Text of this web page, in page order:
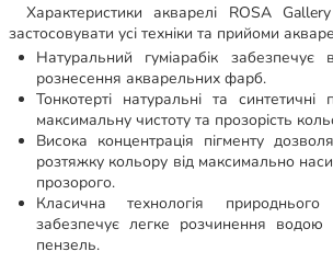
Характеристики акварелі ROSA
застосовувати усі техніки та прийоми
Натуральний гуміарабік забезпечує
рознесення акварельних фарб.
Тонкотерті натуральні та синтетичні
максимальну чистоту та прозорість
Висока концентрація пігменту
розтяжку кольору від максимально
прозорого.
Класична технологія
забезпечує легке розчинення
пензель.